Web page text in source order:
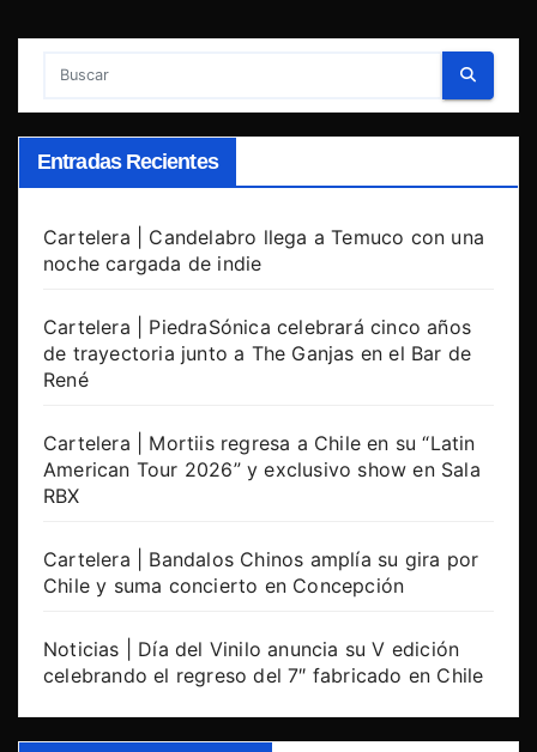
Entradas Recientes
Cartelera | Candelabro llega a Temuco con una
noche cargada de indie
Cartelera | PiedraSónica celebrará cinco años
de trayectoria junto a The Ganjas en el Bar de
René
Cartelera | Mortiis regresa a Chile en su “Latin
American Tour 2026” y exclusivo show en Sala
RBX
Cartelera | Bandalos Chinos amplía su gira por
Chile y suma concierto en Concepción
Noticias | Día del Vinilo anuncia su V edición
celebrando el regreso del 7″ fabricado en Chile